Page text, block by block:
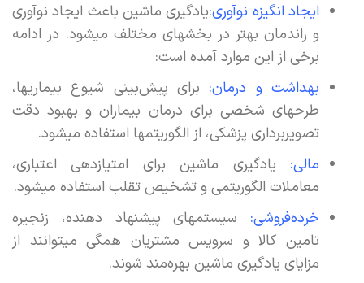
ایجاد انگیزه نوآوری:‌یادگیری ماشین باعث ایجاد نوآوری
و راندمان بهتر در بخشهای مختلف میشود. در ادامه
برخی از این موارد آمده است:
بهداشت و درمان:‌ برای پیش‌بینی شیوع بیماریها،
طرحهای شخصی برای درمان بیماران و بهبود دقت
تصویربرداری پزشکی،‌ از الگوریتمها استفاده میشود.
مالی:‌ یادگیری ماشین برای امتیازدهی اعتباری،
معاملات الگوریتمی و تشخیص تقلب استفاده میشود.
خرده‌فروشی:‌ سیستمهای پیشنهاد دهنده، زنجیره
تامین کالا و سرویس مشتریان همگی میتوانند از
مزایای یادگیری ماشین بهره‌مند شوند.